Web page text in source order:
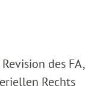
des FA,
Rechts